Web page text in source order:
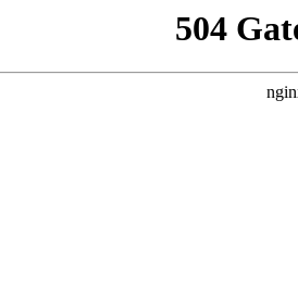
504